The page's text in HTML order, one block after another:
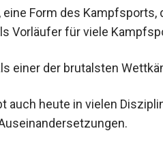
, eine Form des
als Vorläufer für viele
einer der brutalsten
auch heute in vielen